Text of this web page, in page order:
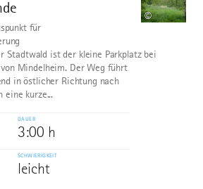
©
für
Stadtwald ist der kleine Parkplatz bei
von Mindelheim. Der Weg führt
in östlicher Richtung nach
eine kurze...
DAUER
3:00 h
SCHWIERIGKEIT
leicht